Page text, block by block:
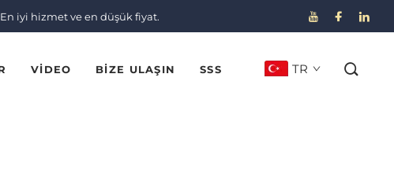
En iyi hizmet ve en düşük fiyat.
VIDEO BIZE ULAŞIN SSS TR